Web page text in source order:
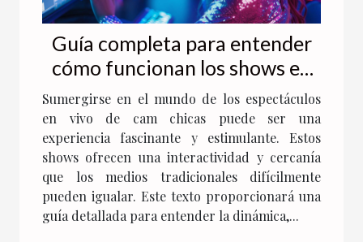
Guía completa para entender
cómo funcionan los shows en
vivo de cam chicas
Sumergirse en el mundo de los espectáculos
en vivo de cam chicas puede ser una
experiencia fascinante y estimulante. Estos
shows ofrecen una interactividad y cercanía
que los medios tradicionales difícilmente
pueden igualar. Este texto proporcionará una
guía detallada para entender la dinámica,...